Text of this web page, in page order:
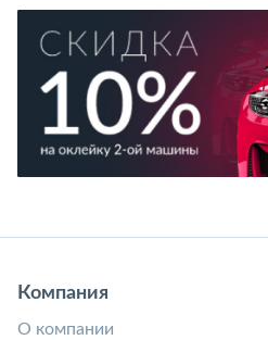
Компания
О компании